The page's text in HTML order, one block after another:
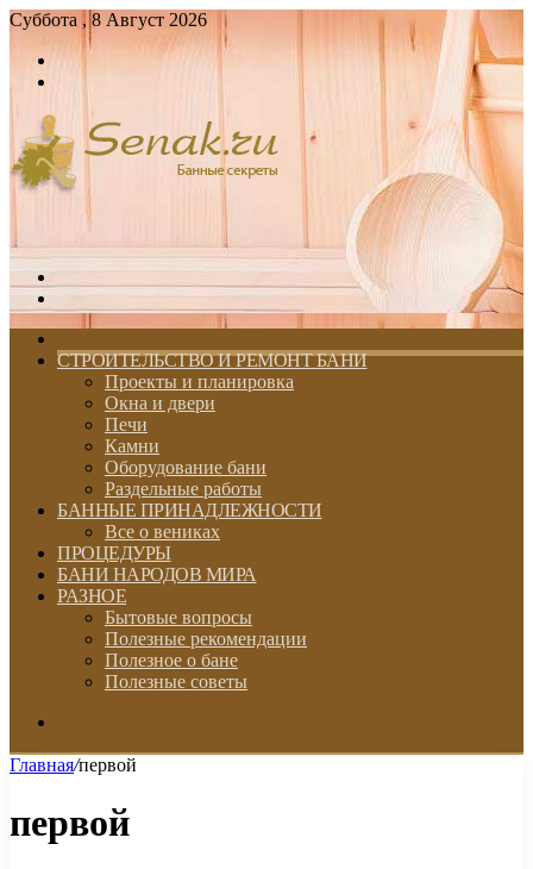
Суббота , 8 Август 2026
Войти
skin
СТРОИТЕЛЬСТВО И РЕМОНТ БАНИ
Проекты и планировка
Окна и двери
Печи
Камни
Оборудование бани
Раздельные работы
БАННЫЕ ПРИНАДЛЕЖНОСТИ
Все о вениках
ПРОЦЕДУРЫ
БАНИ НАРОДОВ МИРА
РАЗНОЕ
Бытовые вопросы
Полезные рекомендации
Полезное о бане
Полезные советы
Главная/первой
первой